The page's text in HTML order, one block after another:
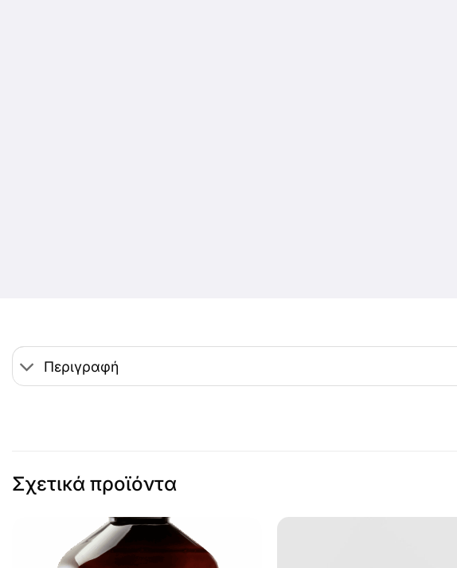
Περιγραφή
Σχετικά προϊόντα